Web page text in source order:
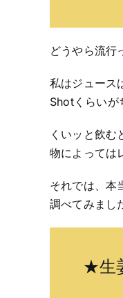
どうやら流行
私はジュース
Shotくらいが
くいッと飲む
物によっては
それでは、本
調べてみまし
★生